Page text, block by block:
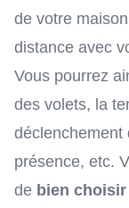
de votre
distance avec
Vous pourrez
des volets, la
déclenchement
présence, etc.
de bien